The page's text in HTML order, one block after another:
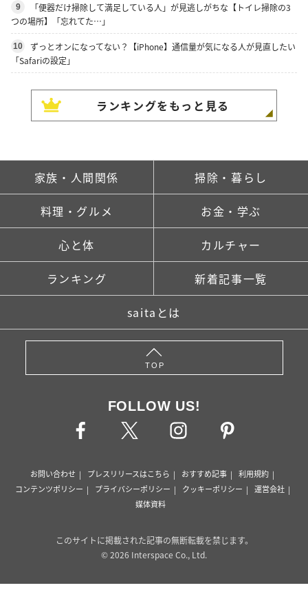
9
「便器だけ掃除して満足している人」が見逃しがちな【トイレ掃除の3
つの場所】「忘れてた…」
10
ずっとオンになってない？【iPhone】通信量が気になる人が見直したい
「Safariの設定」
ランキングをもっと見る
家族・人間関係 掃除・暮らし
料理・グルメ お金・学ぶ
心と体 カルチャー
ランキング 新着記事一覧
saitaとは
TOP
FOLLOW US!
お問い合わせ プレスリリースはこちら おすすめ記事
利用規約
コンテンツポリシー
プライバシーポリシー クッキーポリシー
運営会社
媒体資料
このサイトに掲載された記事の無断転載を禁じます。
© 2026 Interspace Co., Ltd.